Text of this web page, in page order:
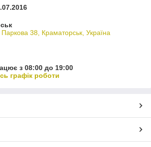
Паркова 38, Краматорськ, Україна
з 08:00 до 19:00
графік роботи